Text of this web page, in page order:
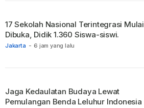
Jakarta - 6 jam yang lalu
17 Sekolah Nasional Terintegrasi Mulai
Dibuka, Didik 1.360 Siswa-siswi.
Jaga Kedaulatan Budaya Lewat
Pemulangan Benda Leluhur Indonesia